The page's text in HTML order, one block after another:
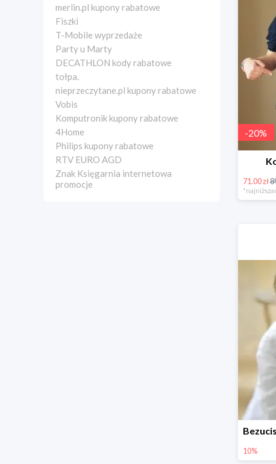
merlin.pl kupony rabatowe
Fiszki
T-Mobile wyprzedaże
Party u Marty
DECATHLON kody rabatowe
tołpa.
nieprzeczytane.pl kupony rabatowe
Vobis
Komputronik kupony rabatowe
4Home
Philips kupony rabatowe
RTV EURO AGD
Znak Księgarnia internetowa
promocje
-20%
71.00 zł
*najniższa
10%